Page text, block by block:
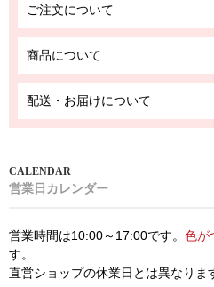
ご注文について
商品について
配送・お届けについて
営業日カレンダー
営業時間は10:00～17:00です。 色が
す。
直営ショップの休業日とは異なりま